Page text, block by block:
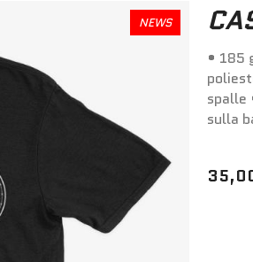
NEWS
• 185
spalle
sulla